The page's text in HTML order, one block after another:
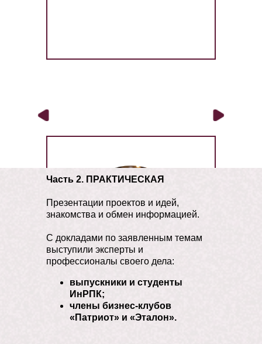
Роде Дмитрий
Владимирович
Часть 2. ПРАКТИЧЕСКАЯ
Презентации проектов и идей,
знакомства и обмен информацией.
С докладами по заявленным темам
выступили эксперты и
профессионалы своего дела:
выпускники и студенты
ИнРПК;
члены бизнес-клубов
«Патриот» и «Эталон».